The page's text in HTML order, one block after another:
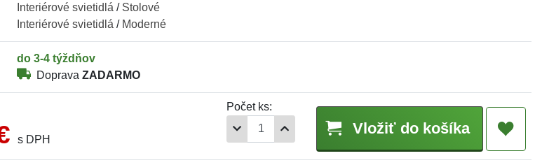
Interiérové svietidlá / Stolové
Interiérové svietidlá / Moderné
do 3-4 týždňov
Doprava ZADARMO
s DPH
Počet ks:
Vložiť do košíka